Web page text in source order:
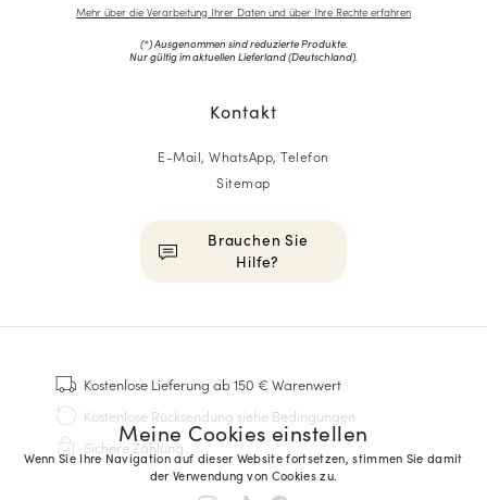
Meine Cookies einstellen
Wenn Sie Ihre Navigation auf dieser Website fortsetzen, stimmen Sie damit
der Verwendung von Cookies zu.
Mehr über die Verarbeitung Ihrer Daten und über Ihre Rechte erfahren
(*) Ausgenommen sind reduzierte Produkte.
Nur gültig im aktuellen Lieferland (Deutschland).
Kontakt
E-Mail, WhatsApp, Telefon
Sitemap
Brauchen Sie
Hilfe?
Sneakers
Goodyear genäht
Derbys & Richelieu
Richelieu-Herrenschuhe
Kostenlose Lieferung ab 150 € Warenwert
Kostenlose Rücksendung siehe Bedingungen
Sichere Zahlung